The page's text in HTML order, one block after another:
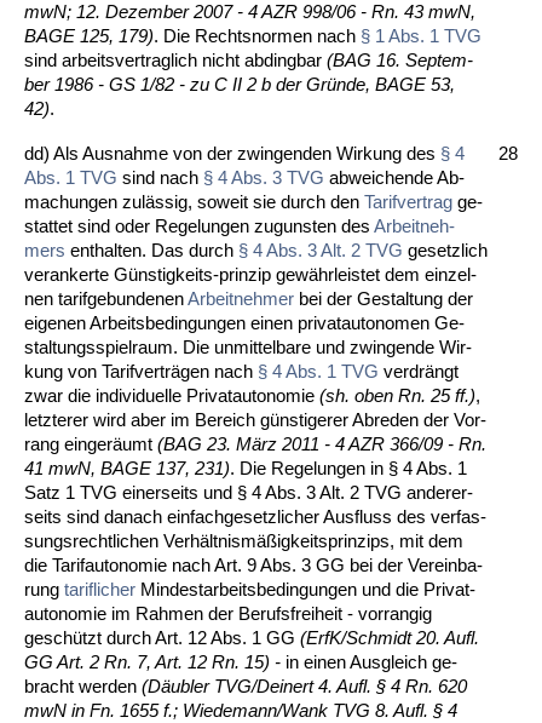
mwN; 12. De­zem­ber 2007 - 4 AZR 998/06 - Rn. 43 mwN,
BA­GE 125, 179). Die Rechts­nor­men nach § 1 Abs. 1 TVG
sind ar­beits­ver­trag­lich nicht ab­ding­bar (BAG 16. Sep­tem­
ber 1986 - GS 1/82 - zu C II 2 b der Gründe, BA­GE 53,
42).
dd) Als Aus­nah­me von der zwin­gen­den Wir­kung des § 4
Abs. 1 TVG sind nach § 4 Abs. 3 TVG ab­wei­chen­de Ab­
ma­chun­gen zulässig, so­weit sie durch den Ta­rif­ver­trag ge­
stat­tet sind oder Re­ge­lun­gen zu­guns­ten des Ar­beit­neh­
mers ent­hal­ten. Das durch § 4 Abs. 3 Alt. 2 TVG ge­setz­lich
ver­an­ker­te Güns­tig­keits-prin­zip gewähr­leis­tet dem ein­zel­
nen ta­rif­ge­bun­de­nenAr­beit­neh­mer bei der Ge­stal­tung der
ei­ge­nen Ar­beits­be­din­gun­gen ei­nen pri­vat­au­to­no­men Ge­
stal­tungs­spiel­raum. Die un­mit­tel­ba­re und zwin­gen­de Wir­
kung von Ta­rif­verträgen nach § 4 Abs. 1 TVG ver­drängt
zwar die in­di­vi­du­el­le Pri­vat­au­to­no­mie (sh. oben Rn. 25 ff.),
letz­te­rer wird aber im Be­reich güns­ti­ge­rer Ab­re­den der Vor­
rang ein­geräumt (BAG 23. März 2011 - 4 AZR 366/09 - Rn.
41 mwN, BA­GE 137, 231). Die Re­ge­lun­gen in § 4 Abs. 1
Satz 1 TVG ei­ner­seits und § 4 Abs. 3 Alt. 2 TVG an­de­rer­
seits sind da­nach ein­fach­ge­setz­li­cher Aus­fluss des ver­fas­
sungs­recht­li­chen Verhält­nismäßig­keits­prin­zips, mit dem
die Ta­rif­au­to­no­mie nach Art. 9 Abs. 3 GG bei der Ver­ein­ba­
rung ta­rif­li­cher Min­dest­ar­beits­be­din­gun­gen und die Pri­vat­
au­to­no­mie im Rah­men der Be­rufs­frei­heit - vor­ran­gig
geschützt durch Art. 12 Abs. 1 GG (ErfK/Schmidt 20. Aufl.
GG Art. 2 Rn. 7, Art. 12 Rn. 15) - in ei­nen Aus­gleich ge­
bracht wer­den (Däubler TVG/Dei­nert 4. Aufl. § 4 Rn. 620
mwN in Fn. 1655 f.; Wie­de­mann/Wank TVG 8. Aufl. § 4
28